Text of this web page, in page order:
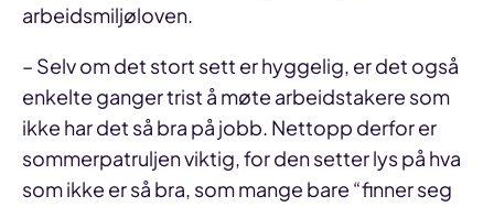
arbeidsmiljøloven.
– Selv om det stort sett er hyggelig, er det også
enkelte ganger trist å møte arbeidstakere som
ikke har det så bra på jobb. Nettopp derfor er
sommerpatruljen viktig, for den setter lys på hva
som ikke er så bra, som mange bare “finner seg